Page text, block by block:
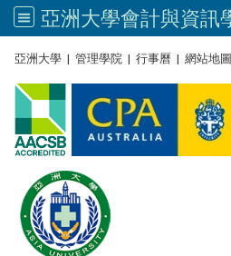
亞洲大學 | 管理學院 | 行事曆 | 網站地圖